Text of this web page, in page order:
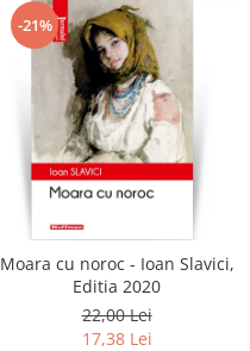
-21%
Moara cu noroc - Ioan Slavici,
Editia 2020
22,00 Lei
17,38 Lei